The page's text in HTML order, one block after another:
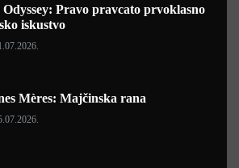
Odyssey: Pravo pravcato prvoklasno
iskustvo
Mères: Majčinska rana